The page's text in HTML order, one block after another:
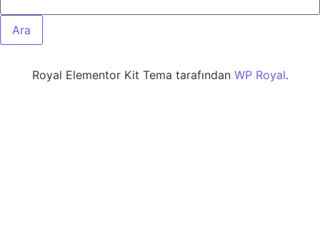
Royal Elementor Kit Tema tarafından WP Royal.